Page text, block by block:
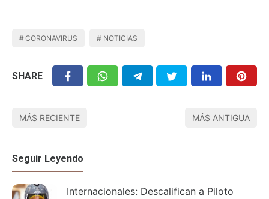
CORONAVIRUS NOTICIAS
SHARE
MÁS RECIENTE MÁS ANTIGUA
Seguir Leyendo
Internacionales: Descalifican a Piloto